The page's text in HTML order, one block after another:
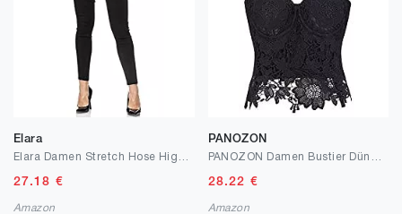
Elara
27.18 €
Amazon
PANOZON
28.22 €
Amazon